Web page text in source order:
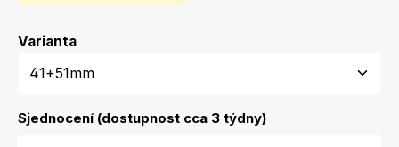
VariantaZvolte variantu
Sjednocení (dostupnost cca 3 týdny)